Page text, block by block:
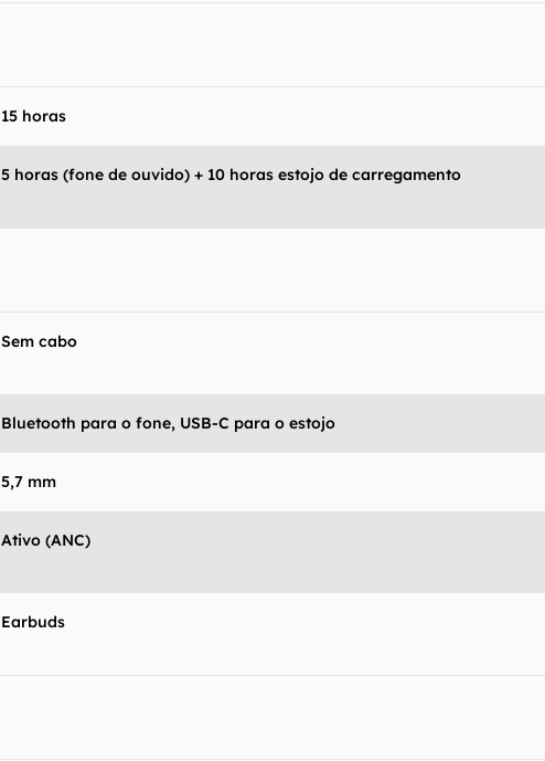
15 horas
5 horas (fone de ouvido) + 10 horas estojo de carregamento
Sem cabo
Bluetooth para o fone, USB-C para o estojo
5,7 mm
Ativo (ANC)
Earbuds